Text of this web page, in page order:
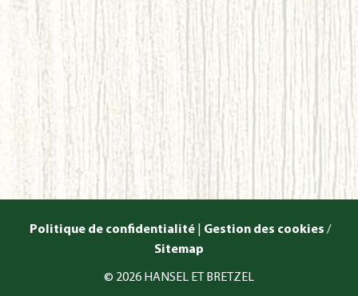
Politique de confidentialité Gestion des cookies /
Sitemap
© 2026 HANSEL ET BRETZEL